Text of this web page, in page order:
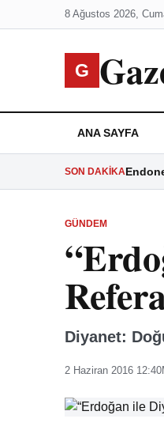
8 Ağustos 2026,
G
ANA SAYFA
SON DAKIKA
GÜNDEM
Diyanet:
2 Haziran 2016 12:40